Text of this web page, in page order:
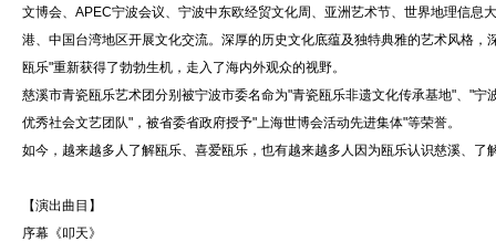
文博会、APEC宁波会议、宁波中东欧经贸文化周、亚洲艺术节、世界地理信
港、中国台湾地区开展文化交流。深厚的历史文化底蕴及独特典雅的艺术风格
瓯乐"重新获得了勃勃生机，走入了海内外观众的视野。
慈溪市青瓷瓯乐艺术团分别被宁波市委名命为"青瓷瓯乐非遗文化传承基地"、"
优秀社会文艺团队"，被省委省政府授予"上海世博会活动先进集体"等荣誉。
如今，越来越多人了解瓯乐、喜爱瓯乐，也有越来越多人因为瓯乐认识慈溪、
【演出曲目】
序幕《叩天》